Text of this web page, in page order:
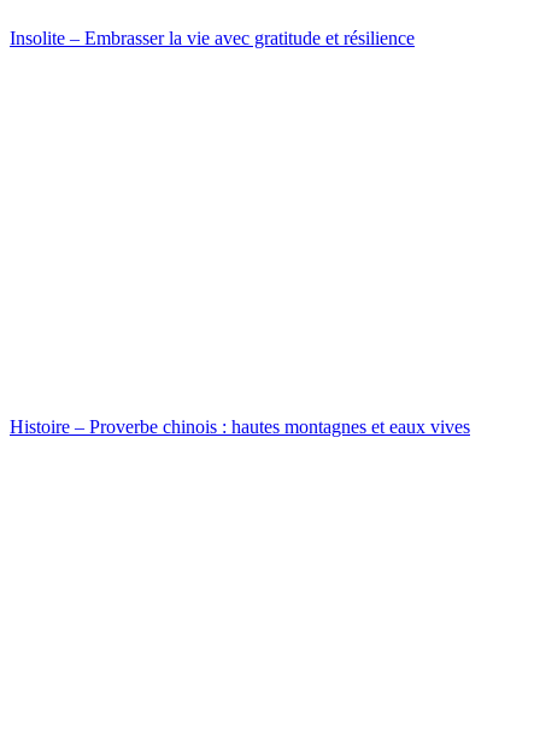
Insolite – Embrasser la vie avec gratitude et résilience
Histoire – Proverbe chinois : hautes montagnes et eaux vives